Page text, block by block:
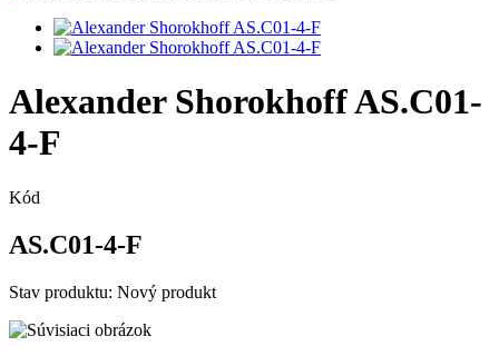
Alexander Shorokhoff AS.C01-
4-F
Kód
AS.C01-4-F
Stav produktu: Nový produkt